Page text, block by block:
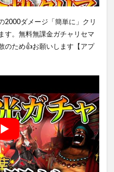
2000ダメージ「簡単に」クリ
す。無料無課金ガチャリセマ
のため👍お願いします【アプ